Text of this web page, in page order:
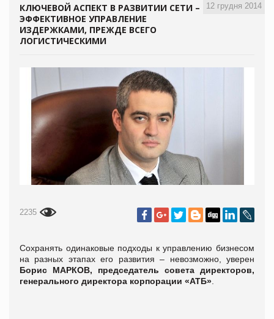
12 грудня 2014
КЛЮЧЕВОЙ АСПЕКТ В РАЗВИТИИ СЕТИ –
ЭФФЕКТИВНОЕ УПРАВЛЕНИЕ
ИЗДЕРЖКАМИ, ПРЕЖДЕ ВСЕГО
ЛОГИСТИЧЕСКИМИ
2235
Сохранять одинаковые подходы к управлению бизнесом
на разных этапах его развития – невозможно, уверен
Борис МАРКОВ, председатель совета директоров,
генерального директора корпорации «АТБ»